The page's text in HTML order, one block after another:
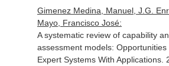
Gimenez Medina, Manuel, J.G.
Mayo, Francisco José:
A systematic review of capability
assessment models: Opportunities
Expert Systems With Applications.